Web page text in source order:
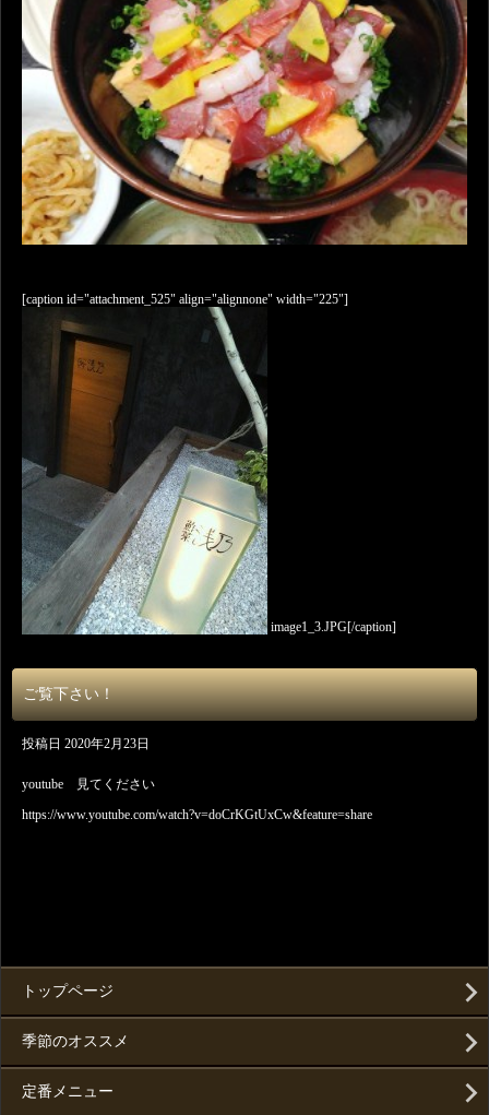
[caption id="attachment_525" align="alignnone" width="225"]
image1_3.JPG[/caption]
ご覧下さい！
投稿日 2020年2月23日
youtube 見てください
https://www.youtube.com/watch?v=doCrKGtUxCw&feature=share
トップページ
季節のオススメ
定番メニュー